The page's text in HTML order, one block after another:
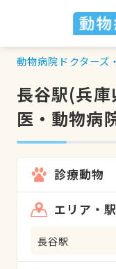
動物病院ドクターズ
長谷駅(兵
医・動物病
診療動物
エリア・駅
長谷駅